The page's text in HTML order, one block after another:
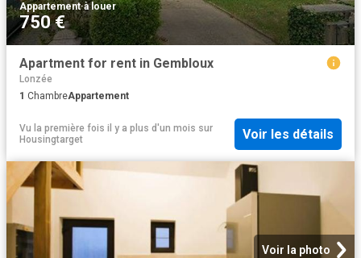
Appartement·à louer
750 €
Apartment for rent in Gembloux
Lonzée
1 ChambreAppartement
Vu la première fois il y a plus d'un mois sur
Housingtarget
Voir les détails
Voir la photo